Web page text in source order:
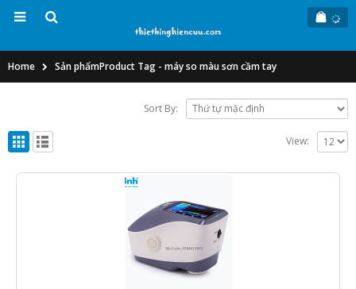
Home Sản phẩmProduct Tag - máy so màu sơn cầm tay
Sort By:
View: